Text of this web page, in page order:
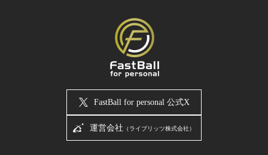
FastBall for personal 公式X
運営会社 （ライブリッツ株式会社）